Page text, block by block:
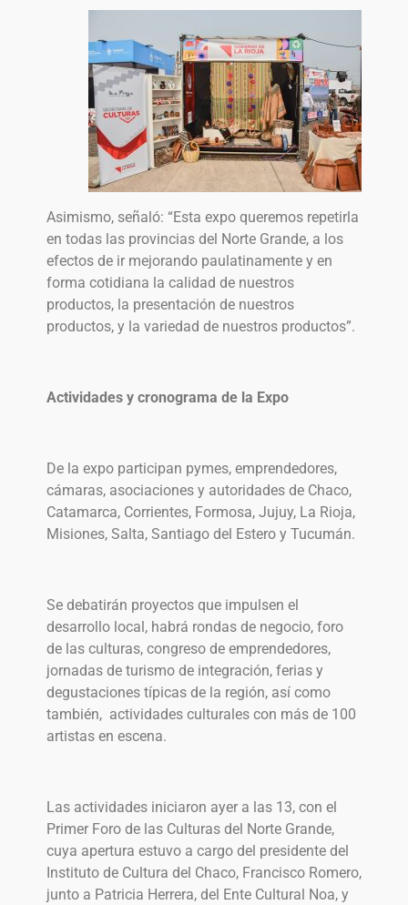
Asimismo, señaló: “Esta expo queremos repetirla
en todas las provincias del Norte Grande, a los
efectos de ir mejorando paulatinamente y en
forma cotidiana la calidad de nuestros
productos, la presentación de nuestros
productos, y la variedad de nuestros productos”.
Actividades y cronograma de la Expo
De la expo participan pymes, emprendedores,
cámaras, asociaciones y autoridades de Chaco,
Catamarca, Corrientes, Formosa, Jujuy, La Rioja,
Misiones, Salta, Santiago del Estero y Tucumán.
Se debatirán proyectos que impulsen el
desarrollo local, habrá rondas de negocio, foro
de las culturas, congreso de emprendedores,
jornadas de turismo de integración, ferias y
degustaciones típicas de la región, así como
también, actividades culturales con más de 100
artistas en escena.
Las actividades iniciaron ayer a las 13, con el
Primer Foro de las Culturas del Norte Grande,
cuya apertura estuvo a cargo del presidente del
Instituto de Cultura del Chaco, Francisco Romero,
junto a Patricia Herrera, del Ente Cultural Noa, y